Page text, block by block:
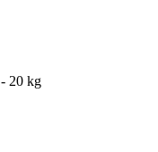
20 kg